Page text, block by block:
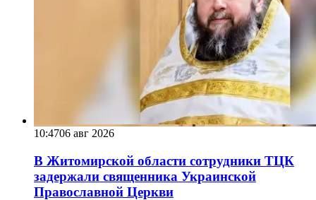
10:4706 авг 2026
В Житомирской области сотрудники ТЦК
задержали священника Украинской
Православной Церкви